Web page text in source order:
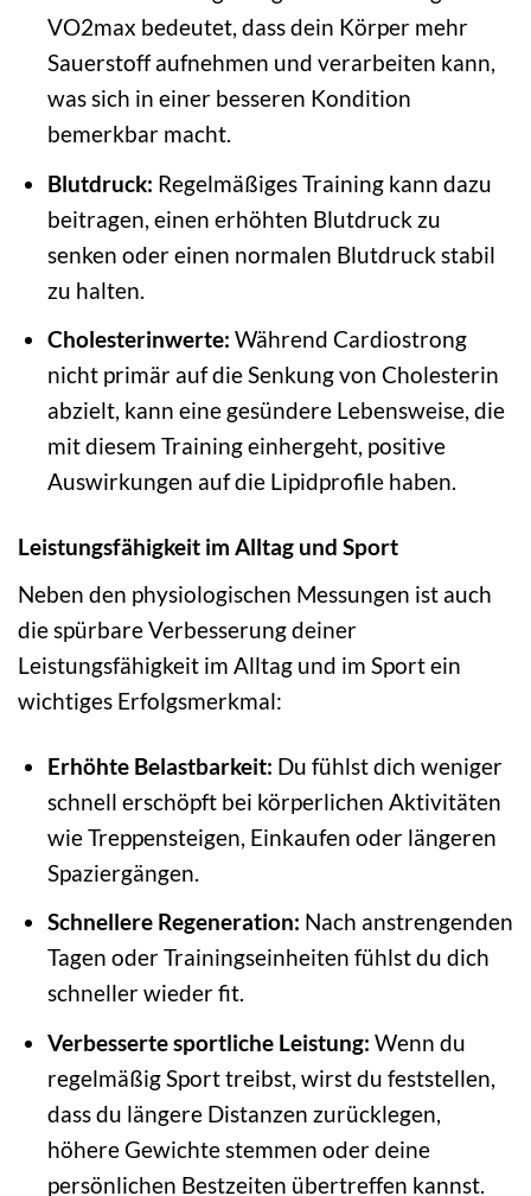
VO2max bedeutet, dass dein Körper mehr
Sauerstoff aufnehmen und verarbeiten kann,
was sich in einer besseren Kondition
bemerkbar macht.
Blutdruck: Regelmäßiges Training kann dazu
beitragen, einen erhöhten Blutdruck zu
senken oder einen normalen Blutdruck stabil
zu halten.
Cholesterinwerte: Während Cardiostrong
nicht primär auf die Senkung von Cholesterin
abzielt, kann eine gesündere Lebensweise, die
mit diesem Training einhergeht, positive
Auswirkungen auf die Lipidprofile haben.
Leistungsfähigkeit im Alltag und Sport
Neben den physiologischen Messungen ist auch
die spürbare Verbesserung deiner
Leistungsfähigkeit im Alltag und im Sport ein
wichtiges Erfolgsmerkmal:
Erhöhte Belastbarkeit: Du fühlst dich weniger
schnell erschöpft bei körperlichen Aktivitäten
wie Treppensteigen, Einkaufen oder längeren
Spaziergängen.
Schnellere Regeneration: Nach anstrengenden
Tagen oder Trainingseinheiten fühlst du dich
schneller wieder fit.
Verbesserte sportliche Leistung: Wenn du
regelmäßig Sport treibst, wirst du feststellen,
dass du längere Distanzen zurücklegen,
höhere Gewichte stemmen oder deine
persönlichen Bestzeiten übertreffen kannst.